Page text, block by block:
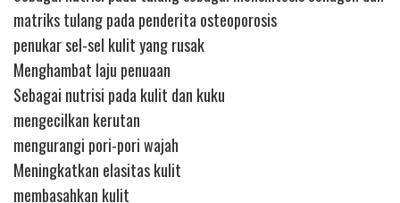
matriks tulang pada penderita osteoporosis
penukar sel-sel kulit yang rusak
Menghambat laju penuaan
Sebagai nutrisi pada kulit dan kuku
mengecilkan kerutan
mengurangi pori-pori wajah
Meningkatkan elasitas kulit
membasahkan kulit